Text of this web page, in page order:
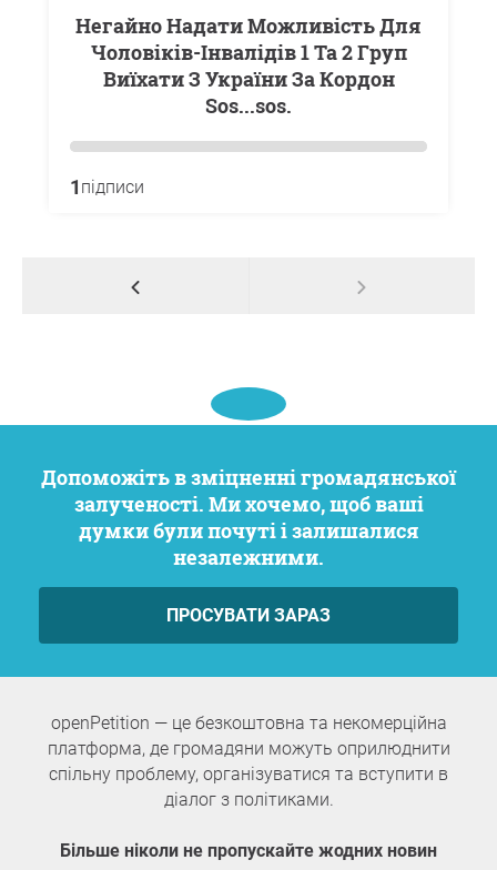
Негайно Надати Можливість Для
Чоловіків-Інвалідів 1 Та 2 Груп
Виїхати З України За Кордон
Sos...sos.
1 підписи
Допоможіть в зміцненні громадянської
залученості. Ми хочемо, щоб ваші
думки були почуті і залишалися
незалежними.
ПРОСУВАТИ ЗАРАЗ
openPetition — це безкоштовна та некомерційна
платформа, де громадяни можуть оприлюднити
спільну проблему, організуватися та вступити в
діалог з політиками.
Більше ніколи не пропускайте жодних новин